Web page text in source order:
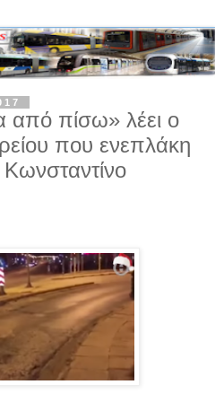
από πίσω» λέει ο
που ενεπλάκη
Κωνσταντίνο